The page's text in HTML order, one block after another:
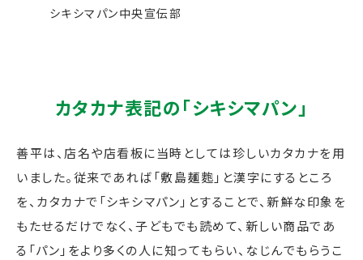
シキシマパン中央宣伝部
カタカナ表記の「シキシマパン」
善平は、店名や店看板に当時としては珍しいカタカナを用
いました。従来であれば「敷島麺麭」と漢字にするところ
を、カタカナで「シキシマパン」とすることで、新鮮な印象を
もたせるだけでなく、子どもでも読めて、新しい商品であ
る「パン」をより多くの人に知ってもらい、なじんでもらうこ